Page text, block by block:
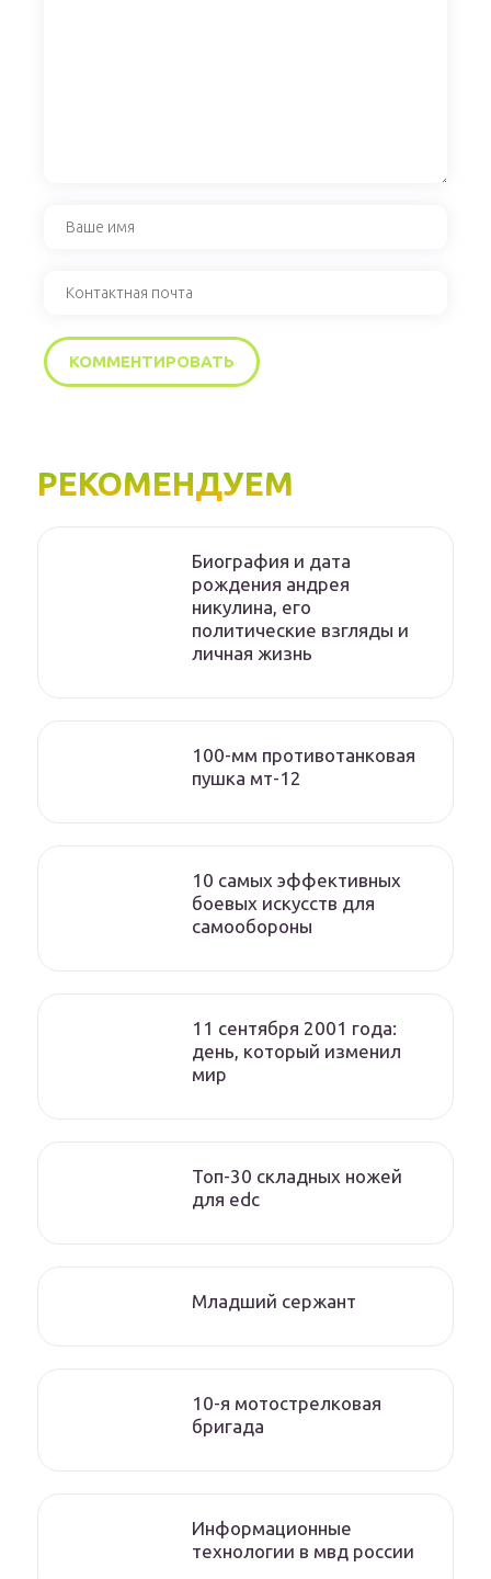
РЕКОМЕНДУЕМ
Биография и дата
рождения андрея
никулина, его
политические взгляды и
личная жизнь
100-мм противотанковая
пушка мт-12
10 самых эффективных
боевых искусств для
самообороны
11 сентября 2001 года:
день, который изменил
мир
Топ-30 складных ножей
для edc
Младший сержант
10-я мотострелковая
бригада
Информационные
технологии в мвд россии